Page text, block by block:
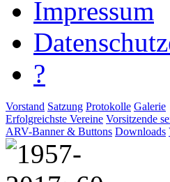
Impressum
?
Vorstand Satzung Protokolle Galerie
Erfolgreichste Vereine Vorsitzende
ARV-Banner & Buttons Downloads